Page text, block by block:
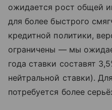
ожидается рост общей
для более быстрого
кредитной политики,
ограничены — мы
года ставки составят
нейтральной ставки).
потребуется более